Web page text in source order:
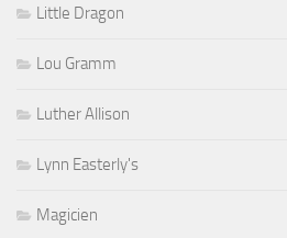
Little Dragon
Lou Gramm
Luther Allison
Lynn Easterly's
Magicien